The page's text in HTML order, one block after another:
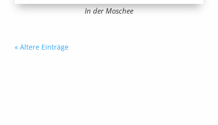
In der Moschee
« Ältere Einträge